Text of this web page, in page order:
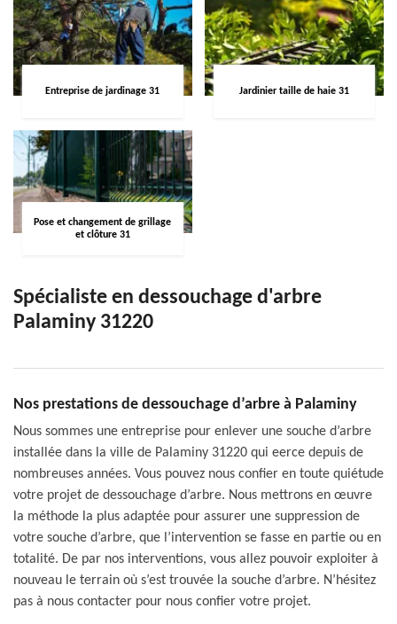
Entreprise de jardinage 31 Jardinier taille de haie 31
Pose et changement de grillage
et clôture 31
Spécialiste en dessouchage d'arbre
Palaminy 31220
Nos prestations de dessouchage d’arbre à Palaminy
Nous sommes une entreprise pour enlever une souche d’arbre
installée dans la ville de Palaminy 31220 qui eerce depuis de
nombreuses années. Vous pouvez nous confier en toute quiétude
votre projet de dessouchage d’arbre. Nous mettrons en œuvre
la méthode la plus adaptée pour assurer une suppression de
votre souche d’arbre, que l’intervention se fasse en partie ou en
totalité. De par nos interventions, vous allez pouvoir exploiter à
nouveau le terrain où s’est trouvée la souche d’arbre. N’hésitez
pas à nous contacter pour nous confier votre projet.